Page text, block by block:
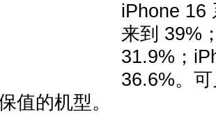
iPhone 16
来到 39%
31.9%；
36.6%。
值的机型。